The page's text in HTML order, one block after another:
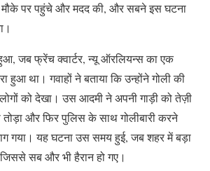
मौके पर पहुंचे और मदद की, और सबने इस घटना
जब फ्रेंच क्वार्टर, न्यू ऑरलियन्स का एक
हुआ था। गवाहों ने बताया कि उन्होंने गोली की
को देखा। उस आदमी ने अपनी गाड़ी को तेज़ी
और फिर पुलिस के साथ गोलीबारी करने
गया। यह घटना उस समय हुई, जब शहर में बड़ा
सब और भी हैरान हो गए।